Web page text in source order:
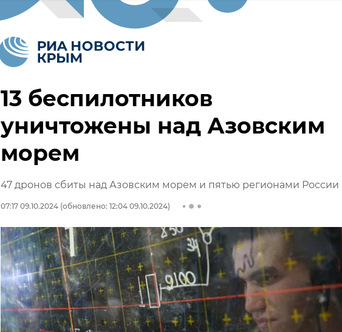
13 беспилотников
уничтожены над Азовским
морем
47 дронов сбиты над Азовским морем и пятью регионами России
07:17 09.10.2024 (обновлено: 12:04 09.10.2024)